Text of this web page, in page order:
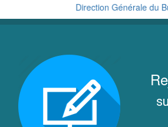
Direction Générale du
Cellule de Traitement du